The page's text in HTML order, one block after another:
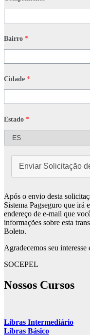
Bairro *
Cidade *
Estado *
Enviar Solicitação
Após o envio desta
Sistema Pagseguro que irá
endereço de e-mail que
informações sobre esta
Boleto.
Agradecemos seu interesse
SOCEPEL
Nossos Cursos
Libras Intermediário
Libras Básico